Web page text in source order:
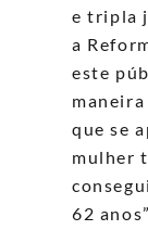
e tripla
a
este
que se
mulher
62